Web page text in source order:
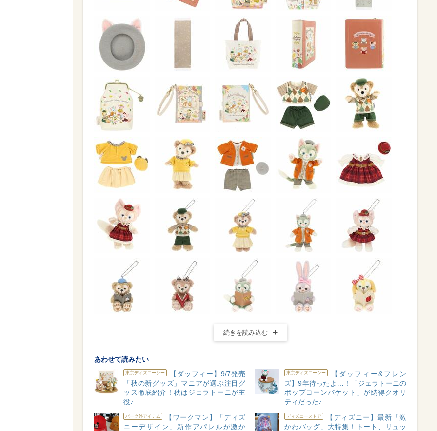
続きを読み込む
あわせて読みたい
東京ディズニーシー
【ダッフィー】9/7発売
「秋の新グッズ」マニアが選ぶ注目グ
ッズ徹底紹介！秋はジェラトーニが主
役♪
東京ディズニーシー
【ダッフィー&フレン
ズ】9年待ったよ…！「ジェラトーニの
ポップコーンバケット」が納得クオリ
ティだった♪
パーク外アイテム
【ワークマン】「ディズ
ニーデザイン」新作アパレルが激か
ディズニーストア
【ディズニー】最新「激
かわバッグ」大特集！トート、リュッ